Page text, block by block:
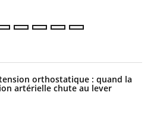
orthostatique : quand la
artérielle chute au lever